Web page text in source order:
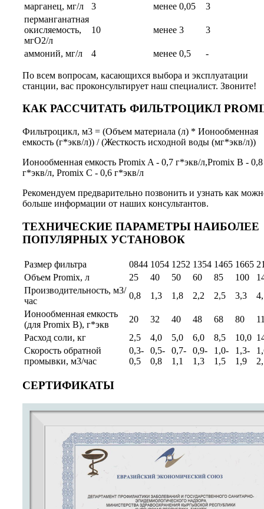
марганец, мг/л
3 менее 0,05
3
перманганатная
окисляемость,
мгО2/л
10 менее 3 3
аммоний, мг/л 4 менее 0,5 -
По всем вопросам, касающихся выбора и эксплуатации
станции, вас проконсультирует наш специалист. Звоните!
КАК РАССЧИТАТЬ ФИЛЬТРОЦИКЛ
Фильтроцикл, м3 = (Объем материала (л) * Ионообменная
емкость (г*экв/л)) / (Жесткость исходной воды (мг*экв/л))
Ионообменная емкость Promix A - 0,7 г*экв/л,Promix В - 0,8
г*экв/л, Promix C - 0,6 г*экв/л
Рекомендуем предварительно позвонить и узнать как
больше информации от наших консультантов.
ТЕХНИЧЕСКИЕ ПАРАМЕТРЫ НАИБОЛЕЕ
ПОПУЛЯРНЫХ УСТАНОВОК
Размер фильтра 0844 1054 1252 1354 1465 1665
Объем Promix, л
25 40 50 60 85 100
Производительность, м3/
час
0,8 1,3 1,8 2,2 2,5 3,3
Ионообменная емкость
(для Promix B), г*экв
20 32 40 48 68 80
Расход соли, кг
2,5 4,0 5,0 6,0 8,5 10,0
Скорость обратной
промывки, м3/час
0,3-
0,5
0,5-
0,8
0,7-
1,1
0,9-
1,3
1,0-
1,5
1,3-
1,9
СЕРТИФИКАТЫ